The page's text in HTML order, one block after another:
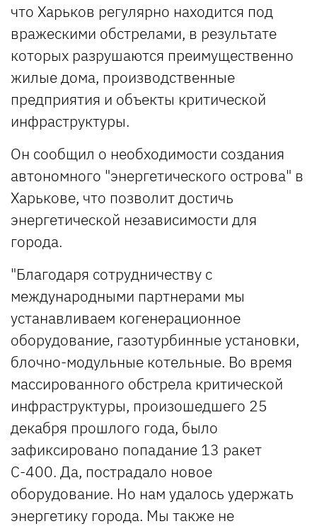
что Харьков регулярно находится под
вражескими обстрелами, в результате
которых разрушаются преимущественно
жилые дома, производственные
предприятия и объекты критической
инфраструктуры.
Он сообщил о необходимости создания
автономного "энергетического острова" в
Харькове, что позволит достичь
энергетической независимости для
города.
"Благодаря сотрудничеству с
международными партнерами мы
устанавливаем когенерационное
оборудование, газотурбинные установки,
блочно-модульные котельные. Во время
массированного обстрела критической
инфраструктуры, произошедшего 25
декабря прошлого года, было
зафиксировано попадание 13 ракет
С-400. Да, пострадало новое
оборудование. Но нам удалось удержать
энергетику города. Мы также не